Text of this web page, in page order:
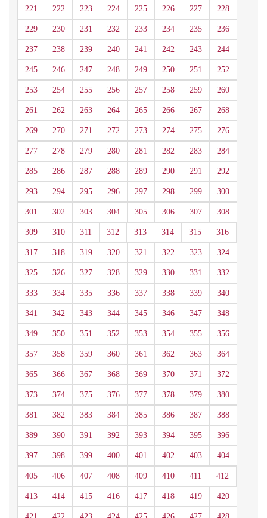
221 222 223 224 225 226 227 228
229 230 231 232 233 234 235 236
237 238 239 240 241 242 243 244
245 246 247 248 249 250 251 252
253 254 255 256 257 258 259 260
261 262 263 264 265 266 267 268
269 270 271 272 273 274 275 276
277 278 279 280 281 282 283 284
285 286 287 288 289 290 291 292
293 294 295 296 297 298 299 300
301 302 303 304 305 306 307 308
309 310 311 312 313 314 315 316
317 318 319 320 321 322 323 324
325 326 327 328 329 330 331 332
333 334 335 336 337 338 339 340
341 342 343 344 345 346 347 348
349 350 351 352 353 354 355 356
357 358 359 360 361 362 363 364
365 366 367 368 369 370 371 372
373 374 375 376 377 378 379 380
381 382 383 384 385 386 387 388
389 390 391 392 393 394 395 396
397 398 399 400 401 402 403 404
405 406 407 408 409 410 411 412
413 414 415 416 417 418 419 420